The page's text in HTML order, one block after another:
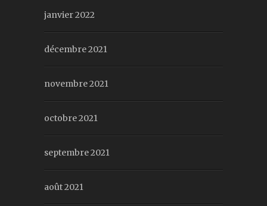
janvier 2022
décembre 2021
novembre 2021
octobre 2021
septembre 2021
août 2021